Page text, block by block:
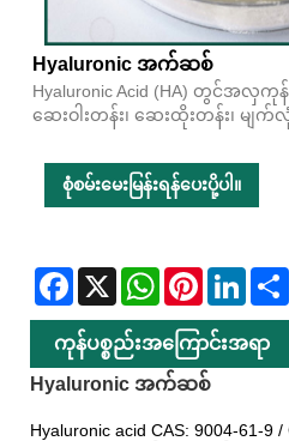
Hyaluronic အက်ဆစ်
Hyaluronic Acid (HA) တွင်အလှကုန်
ဆေးဝါးတန်း၊ ဆေးထိုးတန်း၊ မ
စုံစမ်းမေးမြန်းရန်ပေးပို့ပါ။
Facebook
X WhatsAppPinterest
ကုန်ပစ္စည်းအကြောင်းအရာ
Hyaluronic အက်ဆစ်
Hyaluronic acid CAS: 9004-61-9 /